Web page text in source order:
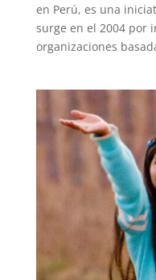
en Perú, es una
surge en el 2004 por
organizaciones